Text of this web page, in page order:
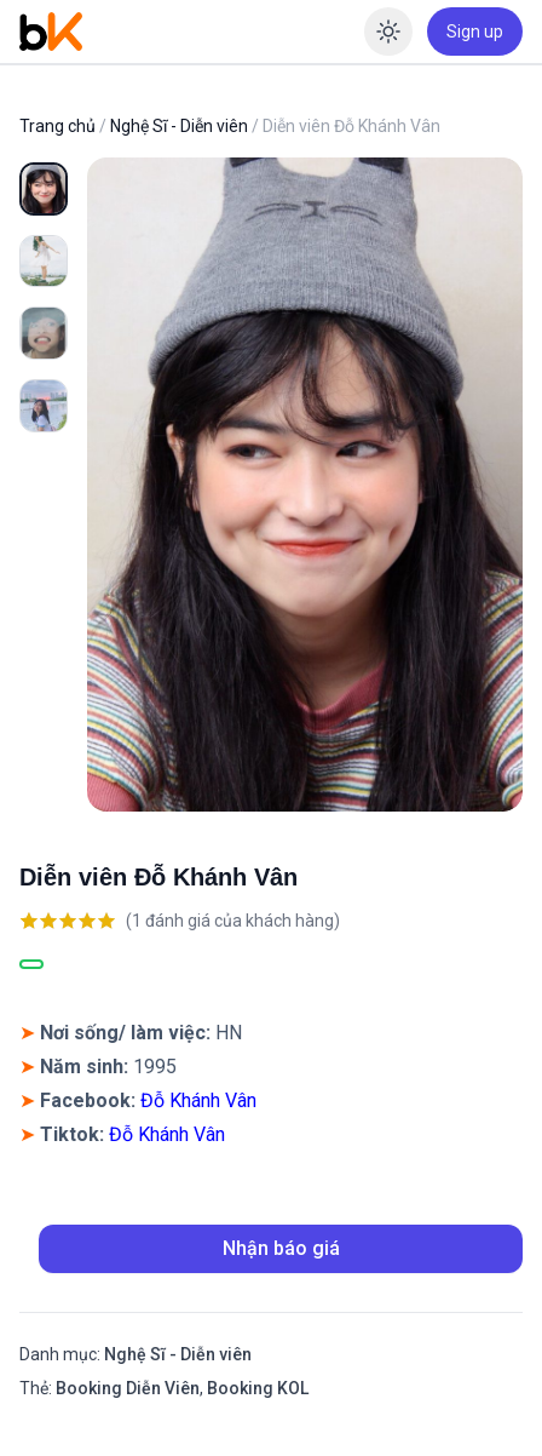
Enable
Sign up
Trang chủ / Nghệ Sĩ - Diễn viên / Diễn viên Đỗ Khánh Vân
Diễn viên Đỗ Khánh Vân
dựa trên
(1 đánh giá của khách hàng)
➤ Nơi sống/ làm việc: HN
➤ Năm sinh: 1995
➤ Facebook: Đỗ Khánh Vân
➤ Tiktok: Đỗ Khánh Vân
Nhận báo giá
Danh mục: Nghệ Sĩ - Diễn viên
Thẻ: Booking Diễn Viên, Booking KOL